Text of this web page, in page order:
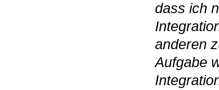
dass ich
anderen
Aufgabe